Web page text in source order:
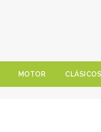
MOTOR CLÁSICOS